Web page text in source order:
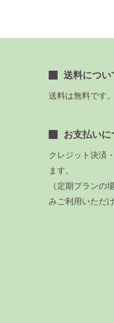
送料につい
送料は無料です。
お支払いに
クレジット決済
ます。
（定期プランの
みご利用いただ